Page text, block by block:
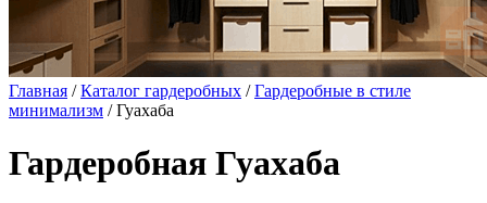
Главная /Каталог гардеробных /Гардеробные в стиле
минимализм / Гуахаба
Гардеробная Гуахаба